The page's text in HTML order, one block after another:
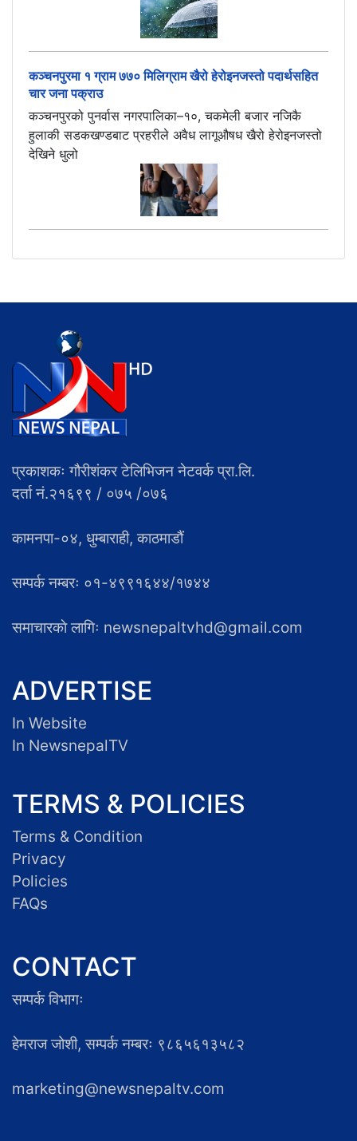
कञ्चनपुरमा १ ग्राम ७७० मिलिग्राम खैरो हेरोइनजस्तो पदार्थसहित
चार जना पक्राउ
कञ्चनपुरको पुनर्वास नगरपालिका–१०, चकमेली बजार नजिकै
हुलाकी सडकखण्डबाट प्रहरीले अवैध लागूऔषध खैरो हेरोइनजस्तो
देखिने धुलो
प्रकाशकः गौरीशंकर टेलिभिजन नेटवर्क प्रा.लि.
दर्ता नं.२१६९९ / ०७५ /०७६
कामनपा-०४, धुम्बाराही, काठमाडौं
सम्पर्क नम्बरः ०१-४९९१६४४/१७४४
समाचारकाे लागिः newsnepaltvhd@gmail.com
ADVERTISE
In Website
In NewsnepalTV
TERMS & POLICIES
Terms & Condition
Privacy
Policies
FAQs
CONTACT
सम्पर्क विभागः
हेमराज जोशी, सम्पर्क नम्बरः ९८६५६१३५८२
marketing@newsnepaltv.com